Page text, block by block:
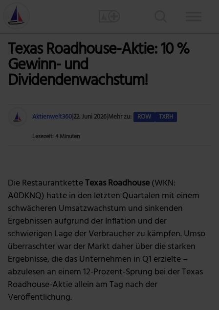
Texas Roadhouse-Aktie: 10 %
Gewinn- und
Dividendenwachstum!
Aktienwelt36022. Juni 2026Mehr zu: ROW TXRH
Lesezeit: 4 Minuten
Die RestaurantketteTexas Roadhouse(WKN:
A0DKNQ) hatte in den letzten Quartalen mit einem
schwächeren Umsatzwachstum und sinkenden
Ergebnissen aufgrund der Inflation und der
schwierigen Lage der Verbraucher zu kämpfen. Umso
überraschter war der Markt daher über die starken
Ergebnisse, die das Unternehmen in Q1 erzielte –
abzulesen an einem 12-Prozent-Sprung bei der Texas
Roadhouse-Aktie allein am Tag nach der
Veröffentlichung.